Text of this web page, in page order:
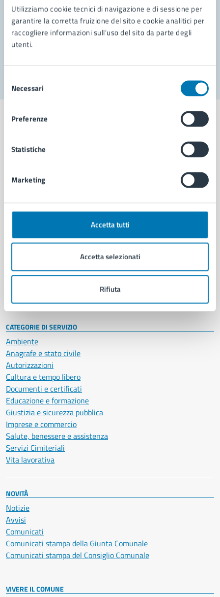
Utilizziamo cookie tecnici di navigazione e di sessione per
garantire la corretta fruizione del sito e cookie analitici per
raccogliere informazioni sull'uso del sito da parte degli
utenti.
delNecessari
Preferenze
Statistiche
Marketing
Accetta tutti
Accetta selezionati
Rifiuta
Prenota appuntamento
Problemi in città
Comune di Napoli
AMMINISTRAZIONE
Organi di governo
Enti e fondazioni
Personale amministrativo
Intranet, posta aziendale e protocollo
CATEGORIE DI SERVIZIO
Ambiente
Anagrafe e stato civile
Autorizzazioni
Cultura e tempo libero
Documenti e certificati
Educazione e formazione
Giustizia e sicurezza pubblica
Imprese e commercio
Salute, benessere e assistenza
Servizi Cimiteriali
Vita lavorativa
NOVITÀ
Notizie
Avvisi
Comunicati
Comunicati stampa della Giunta Comunale
Comunicati stampa del Consiglio Comunale
VIVERE IL COMUNE